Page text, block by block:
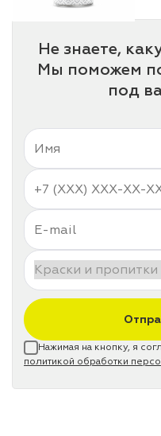
Не знаете,
Мы поможем
под
Нажимая на кнопку, я
политикой обработки